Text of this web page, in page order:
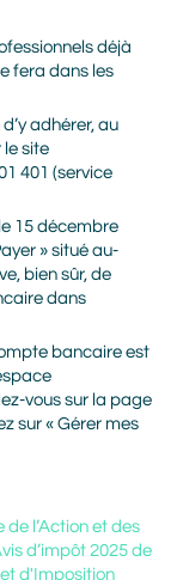
déjà
fera dans les
adhérer, au
le site
401 (service
15 décembre
» situé au-
bien sûr, de
dans
bancaire est
vous sur la page
sur « Gérer mes
l’Action et des
d’impôt 2025 de
d'Imposition